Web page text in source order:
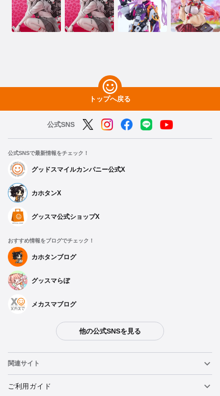
トップへ戻る
公式SNS
公式SNSで最新情報をチェック！
グッドスマイルカンパニー公式X
カホタンX
グッスマ公式ショップX
おすすめ情報をブログでチェック！
カホタンブログ
グッスマらぼ
メカスマブログ
他の公式SNSを見る
関連サイト
ねんどろいど
ご利用ガイド